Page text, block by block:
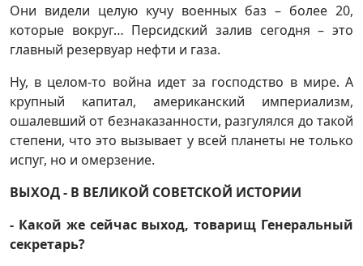
Они видели целую кучу военных баз – более 20,
которые вокруг… Персидский залив сегодня – это
главный резервуар нефти и газа.
Ну, в целом-то война идет за господство в мире. А
крупный капитал, американский империализм,
ошалевший от безнаказанности, разгулялся до такой
степени, что это вызывает у всей планеты не только
испуг, но и омерзение.
ВЫХОД - В ВЕЛИКОЙ СОВЕТСКОЙ ИСТОРИИ
- Какой же сейчас выход, товарищ Генеральный
секретарь?